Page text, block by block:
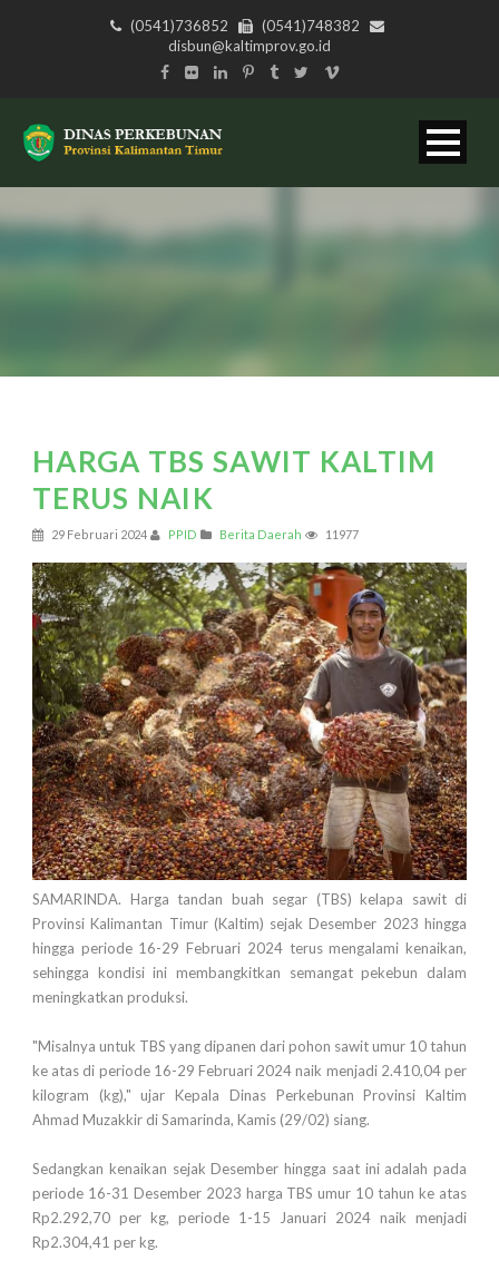
(0541)736852
(0541)748382
disbun@kaltimprov.go.id
HARGA TBS SAWIT KALTIM
TERUS NAIK
29 Februari 2024 PPID Berita Daerah 11977
SAMARINDA. Harga tandan buah segar (TBS) kelapa sawit di
Provinsi Kalimantan Timur (Kaltim) sejak Desember 2023 hingga
hingga periode 16-29 Februari 2024 terus mengalami kenaikan,
sehingga kondisi ini membangkitkan semangat pekebun dalam
meningkatkan produksi.
"Misalnya untuk TBS yang dipanen dari pohon sawit umur 10 tahun
ke atas di periode 16-29 Februari 2024 naik menjadi 2.410,04 per
kilogram (kg)," ujar Kepala Dinas Perkebunan Provinsi Kaltim
Ahmad Muzakkir di Samarinda, Kamis (29/02) siang.
Sedangkan kenaikan sejak Desember hingga saat ini adalah pada
periode 16-31 Desember 2023 harga TBS umur 10 tahun ke atas
Rp2.292,70 per kg, periode 1-15 Januari 2024 naik menjadi
Rp2.304,41 per kg.